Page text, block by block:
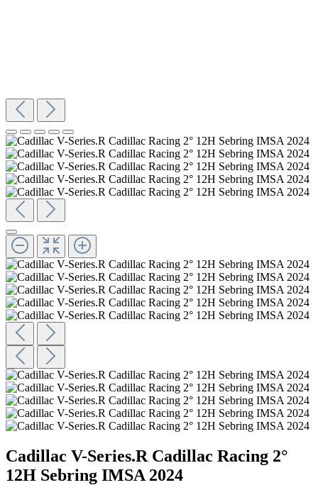
Cadillac V-Series.R Cadillac Racing 2°
12H Sebring IMSA 2024